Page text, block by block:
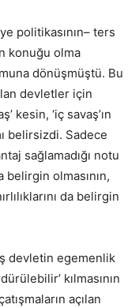
politikasının– ters
konuğu olma
dönüşmüştü. Bu
devletler için
kesin, ‘iç savaş’ın
belirsizdi. Sadece
sağlamadığı notu
olmasının,
da belirgin
devletin egemenlik
kılmasının
açılan